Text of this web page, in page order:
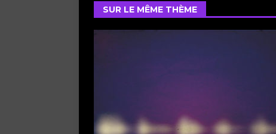
SUR LE MÊME THÈME